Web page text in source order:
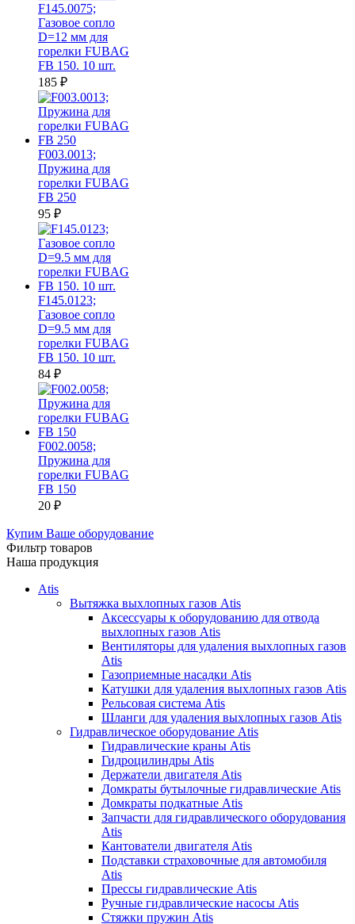
F145.0075;
Газовое сопло
D=12 мм для
горелки FUBAG
FB 150. 10 шт.
185 ₽
F003.0013;
Пружина для
горелки FUBAG
FB 250
95 ₽
F145.0123;
Газовое сопло
D=9.5 мм для
горелки FUBAG
FB 150. 10 шт.
84 ₽
F002.0058;
Пружина для
горелки FUBAG
FB 150
20 ₽
Купим Ваше оборудование
Фильтр товаров
Наша продукция
Atis
Вытяжка выхлопных газов Atis
Аксессуары к оборудованию для отвода
выхлопных газов Atis
Вентиляторы для удаления выхлопных газов
Atis
Газоприемные насадки Atis
Катушки для удаления выхлопных газов Atis
Рельсовая система Atis
Шланги для удаления выхлопных газов Atis
Гидравлическое оборудование Atis
Гидравлические краны Atis
Гидроцилиндры Atis
Держатели двигателя Atis
Домкраты бутылочные гидравлические Atis
Домкраты подкатные Atis
Запчасти для гидравлического оборудования
Atis
Кантователи двигателя Atis
Подставки страховочные для автомобиля
Atis
Прессы гидравлические Atis
Ручные гидравлические насосы Atis
Стяжки пружин Atis